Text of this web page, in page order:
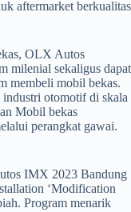
aftermarket berkualitas
OLX Autos
milenial sekaligus dapat
membeli mobil bekas.
otomotif di skala
Mobil bekas
perangkat gawai.
IMX 2023 Bandung
‘Modification
Program menarik